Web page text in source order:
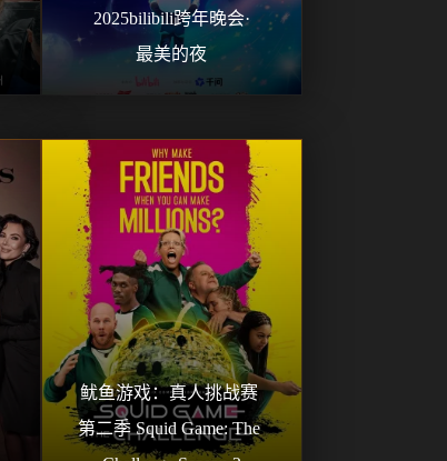
2025bilibili跨年晚会·
最美的夜
鱿鱼游戏：真人挑战赛
第二季 Squid Game: The